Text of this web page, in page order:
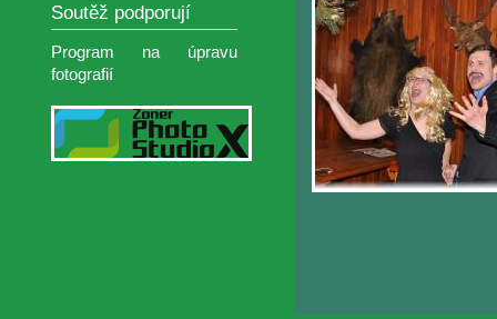
Soutěž podporují
Program na úpravu
fotografií